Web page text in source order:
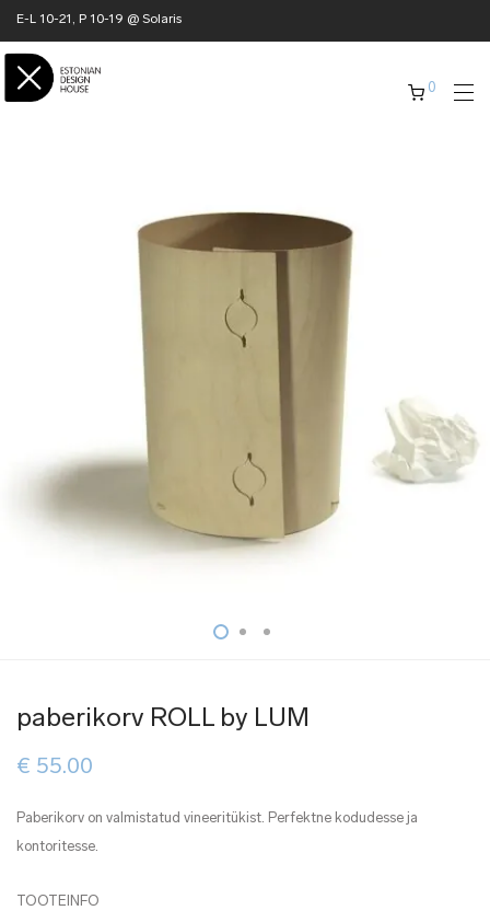
E-L 10-21, P 10-19 @ Solaris
0
paberikorv ROLL by LUM
€ 55.00
Paberikorv on valmistatud vineeritükist. Perfektne kodudesse ja
kontoritesse.
TOOTEINFO